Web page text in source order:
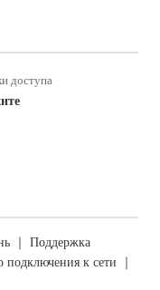
доступа
｜ Поддержка
к сети ｜